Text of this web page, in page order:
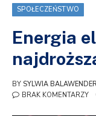
SPOŁECZEŃSTWO
Energia
BY SYLWIA
BRAK KOMENTARZY